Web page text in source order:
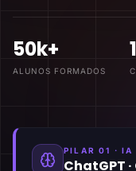
50k+
ALUNOS FORMADOS
PILAR 01 · IA
ChatGPT